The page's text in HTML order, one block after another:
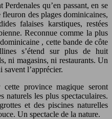
qu’en passant, en se
des plages dominicaines,
falaises karstiques, restées
Reconnue comme la plus
, cette bande de côte
s’étend sur plus de huit
ni magasins, ni restaurants. Un
l’apprécier.
province magique seront
naturels les plus spectaculaires.
et des piscines naturelles
Un spectacle de la nature.